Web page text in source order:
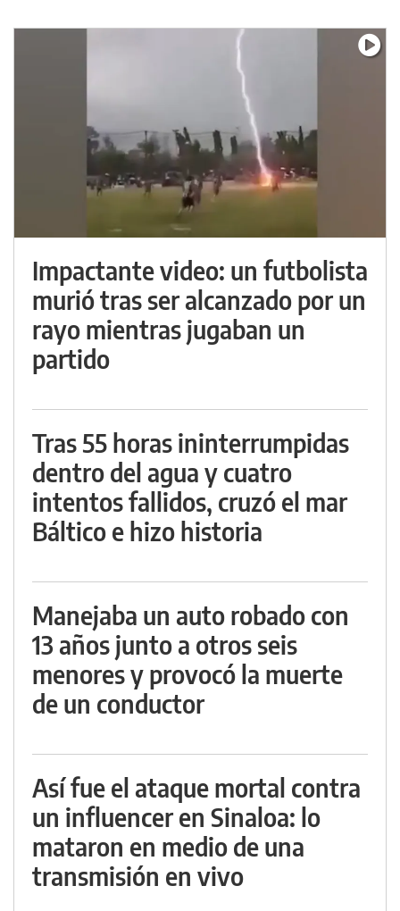
Impactante video: un futbolista
murió tras ser alcanzado por un
rayo mientras jugaban un
partido
Tras 55 horas ininterrumpidas
dentro del agua y cuatro
intentos fallidos, cruzó el mar
Báltico e hizo historia
Manejaba un auto robado con
13 años junto a otros seis
menores y provocó la muerte
de un conductor
Así fue el ataque mortal contra
un influencer en Sinaloa: lo
mataron en medio de una
transmisión en vivo